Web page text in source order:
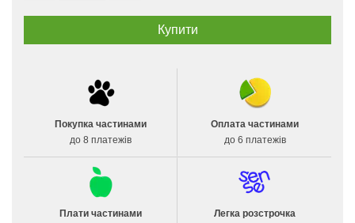
Покупка частинами
до 8 платежів
Оплата частинами
до 6 платежів
Плати частинами
Легка розстрочка